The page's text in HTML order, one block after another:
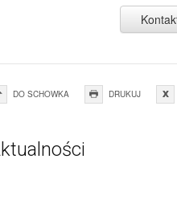
DO SCHOWKA DRUKUJ